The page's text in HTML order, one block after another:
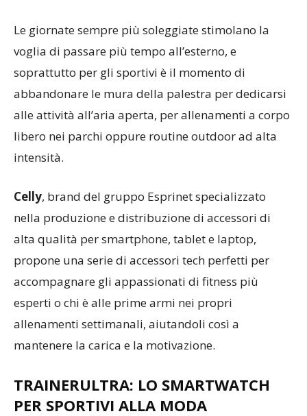
Le giornate sempre più soleggiate stimolano la
voglia di passare più tempo all’esterno, e
soprattutto per gli sportivi è il momento di
abbandonare le mura della palestra per dedicarsi
alle attività all’aria aperta, per allenamenti a corpo
libero nei parchi oppure routine outdoor ad alta
intensità.
Celly, brand del gruppo Esprinet specializzato
nella produzione e distribuzione di accessori di
alta qualità per smartphone, tablet e laptop,
propone una serie di accessori tech perfetti per
accompagnare gli appassionati di fitness più
esperti o chi è alle prime armi nei propri
allenamenti settimanali, aiutandoli così a
mantenere la carica e la motivazione.
TRAINERULTRA: LO SMARTWATCH
PER SPORTIVI ALLA MODA